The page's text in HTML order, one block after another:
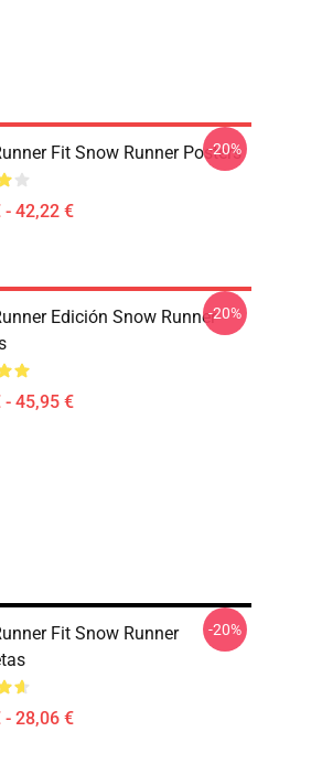
Fit Snow Runner Posters
- 42,22 €
-20%
Edición Snow Runner
- 45,95 €
-20%
Fit Snow Runner
- 28,06 €
-20%